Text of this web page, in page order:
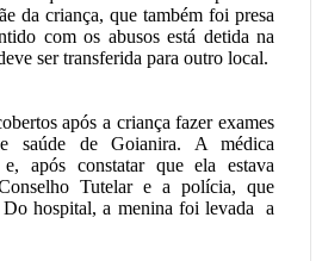
da criança, que também foi presa
com os abusos está detida na
ser transferida para outro local.
após a criança fazer exames
saúde de Goianira. A médica
após constatar que ela estava
Tutelar e a polícia, que
hospital, a menina foi levada a